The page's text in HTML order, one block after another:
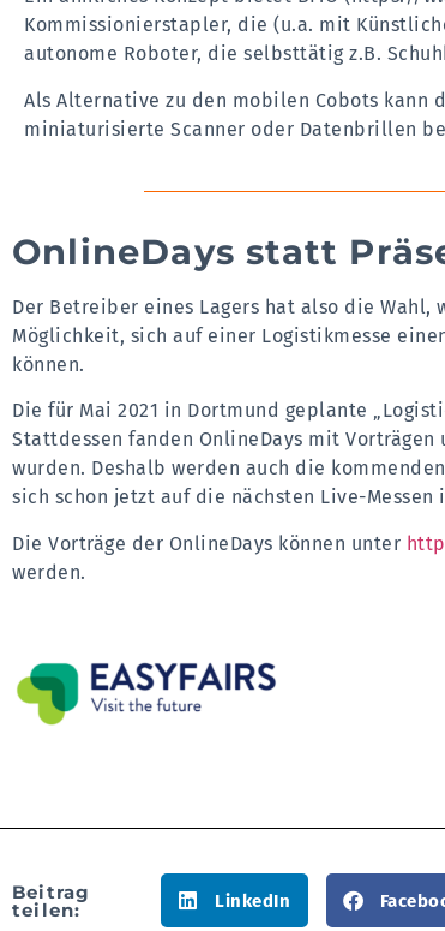
Kommissionierstapler, die (u.a. mit
autonome Roboter, die selbsttätig z.B.
Als Alternative zu den mobilen Cobots kann
miniaturisierte Scanner oder Datenbrillen
OnlineDays statt
Der Betreiber eines Lagers hat also die
Möglichkeit, sich auf einer Logistikmesse
können.
Die für Mai 2021 in Dortmund geplante
Stattdessen fanden OnlineDays mit
wurden. Deshalb werden auch die
sich schon jetzt auf die nächsten Live-Messen
Die Vorträge der OnlineDays können unter
werden.
Beitrag
teilen: LinkedIn